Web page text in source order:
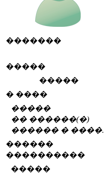
�������
�����
�����
� ����
�����
�� ������(�)
������ � ����.
������
����������
�����